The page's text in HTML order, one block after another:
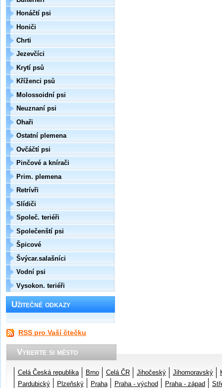
Honáčtí psi
Honiči
Chrti
Jezevčíci
Krytí psů
Kříženci psů
Molossoidní psi
Neuznaní psi
Ohaři
Ostatní plemena
Ovčáčtí psi
Pinčové a knírači
Prim. plemena
Retrívři
Slídiči
Společ. teriéři
Společenští psi
Špicové
Švýcar.salašníci
Vodní psi
Vysokon. teriéři
Užitečné odkazy
RSS pro Vaší čtečku
Vyberte si město
Celá Česká republika Brno Celá ČR Jihočeský Jihomoravský
Pardubický
Plzeňský Praha Praha - východ Praha - západ